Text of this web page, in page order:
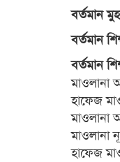
বর্তমান
বর্তমান
বর্তমান
মাওলানা
হাফেজ
মাওলানা
হাফেজ